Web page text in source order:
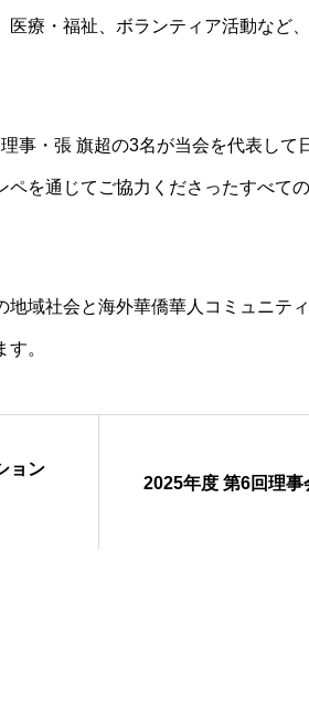
療・福祉、ボランティア活動など
事・張 旗超の3名が当会を代表して
を通じてご協力くださったすべて
地域社会と海外華僑華人コミュニテ
。
ョン
2025年度 第6回理